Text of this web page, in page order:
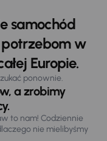
samochód
w
Europie.
ponownie.
a zrobimy
to nam! Codziennie
nie mielibyśmy